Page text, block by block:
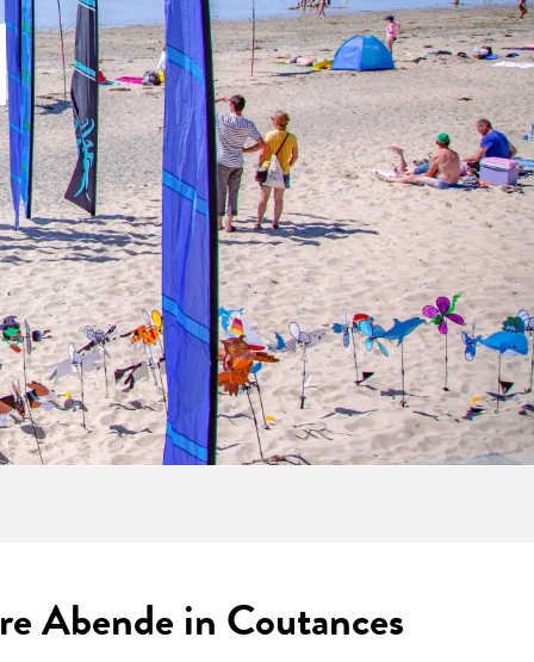
Abende in Coutances